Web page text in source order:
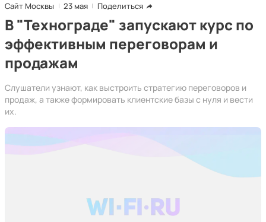
Сайт Москвы 23 мая Поделиться
В "Технограде" запускают курс по
эффективным переговорам и
продажам
Слушатели узнают, как выстроить стратегию переговоров и
продаж, а также формировать клиентские базы с нуля и вести
их.